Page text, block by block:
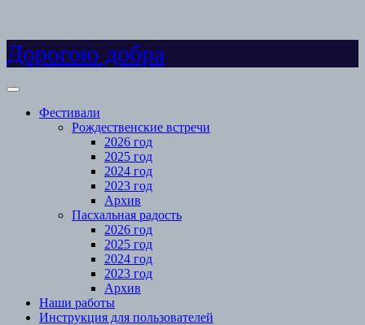
Skip
to
Дорогою добра
Open
Фестивали
Рождественские встречи
2026 год
2025 год
2024 год
2023 год
Архив
Пасхальная радость
2026 год
2025 год
2024 год
2023 год
Архив
Наши работы
Инструкция для пользователей